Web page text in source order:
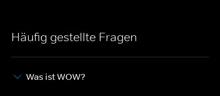
Häufig gestellte Fragen
Was ist WOW?